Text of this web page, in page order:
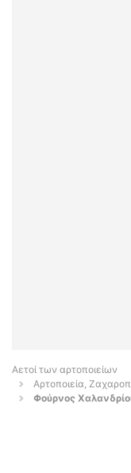
Αετοί των αρτοποιείων
Αρτοποιεία,
Φούρνος